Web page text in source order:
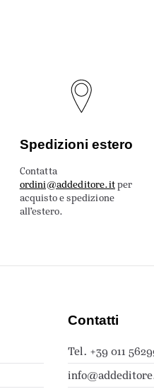
Spedizioni estero
Contatta
ordini@addeditore.itper
acquisto e spedizione
all’estero.
Contatti
Tel. +39 011